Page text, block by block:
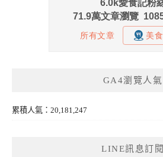
GA4瀏覽人氣
累積人氣：20,181,247
LINE訊息訂閱